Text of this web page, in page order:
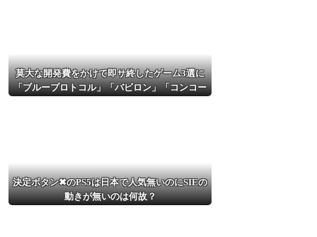
しまうサイレンススズカ定規概念ｗｗｗ
他 NEW!
について告知が！？... NEW!
莫大な開発費をかけて即サ終したゲーム3選に
「ブループロトコル」「バビロン」「コンコー
決定ボタン✖のPS5は日本で人気無いのにSIEの
動きが無いのは何故？